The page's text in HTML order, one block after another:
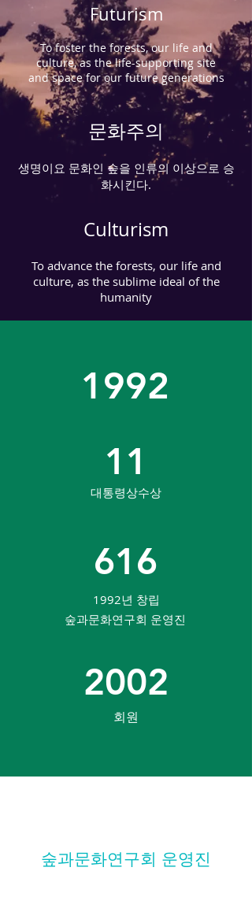
Futurism
To foster the forests, our life and
culture, as the life-supporting site
and space for our future generations
문화주의
생명이요 문화인 숲을 인류의 이상으로 승
화시킨다.
Culturism
To advance the forests, our life and
culture, as the sublime ideal of the
humanity
1992
11
대통령상수상
616
1992년 창립
숲과문화연구회 운영진
2002
회원
숲과문화연구회 운영진